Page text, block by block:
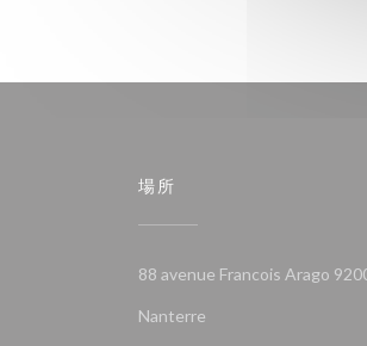
場所
88 avenue Francois Arago
Nanterre((新しいウィンドウで